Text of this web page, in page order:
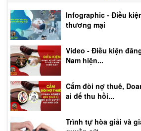
Infographic - Điều
thương mại
Video - Điều kiện
Nam hiện...
Cấm đòi nợ thuê,
ai để thu hồi...
Trình tự hòa giải và